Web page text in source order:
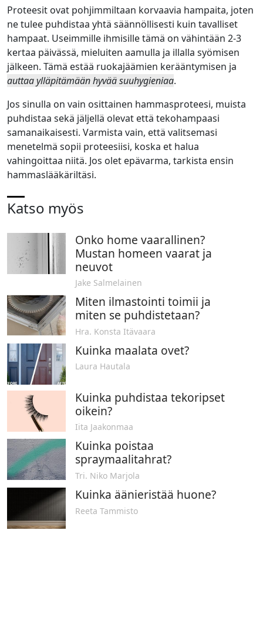
Proteesit ovat pohjimmiltaan korvaavia hampaita, joten
ne tulee puhdistaa yhtä säännöllisesti kuin tavalliset
hampaat. Useimmille ihmisille tämä on vähintään 2-3
kertaa päivässä, mieluiten aamulla ja illalla syömisen
jälkeen. Tämä estää ruokajäämien kerääntymisen ja
auttaa ylläpitämään hyvää suuhygieniaa.
Jos sinulla on vain osittainen hammasproteesi, muista
puhdistaa sekä jäljellä olevat että tekohampaasi
samanaikaisesti. Varmista vain, että valitsemasi
menetelmä sopii proteesiisi, koska et halua
vahingoittaa niitä. Jos olet epävarma, tarkista ensin
hammaslääkäriltäsi.
Katso myös
Onko home vaarallinen?
Mustan homeen vaarat ja
neuvot
Jake Salmelainen
Miten ilmastointi toimii ja
miten se puhdistetaan?
Hra. Konsta Itävaara
Kuinka maalata ovet?
Laura Hautala
Kuinka puhdistaa tekoripset
oikein?
Iita Jaakonmaa
Kuinka poistaa
spraymaalitahrat?
Tri. Niko Marjola
Kuinka äänieristää huone?
Reeta Tammisto